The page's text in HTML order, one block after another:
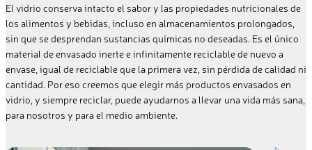
El vidrio conserva intacto el sabor y las propiedades nutricionales de
los alimentos y bebidas, incluso en almacenamientos prolongados,
sin que se desprendan sustancias químicas no deseadas. Es el único
material de envasado inerte e infinitamente reciclable de nuevo a
envase, igual de reciclable que la primera vez, sin pérdida de calidad ni
cantidad. Por eso creemos que elegir más productos envasados en
vidrio, y siempre reciclar, puede ayudarnos a llevar una vida más sana,
para nosotros y para el medio ambiente.